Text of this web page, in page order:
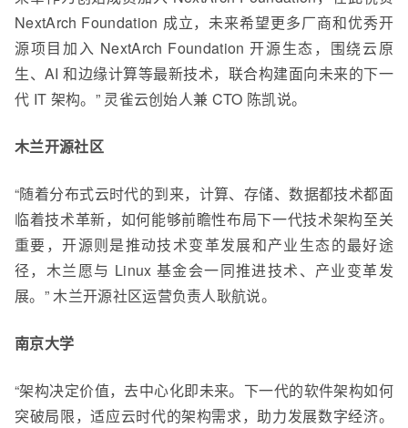
NextArch Foundation 成立，未来希望更多厂商和优秀开
源项目加入 NextArch Foundation 开源生态，围绕云原
生、AI 和边缘计算等最新技术，联合构建面向未来的下一
代 IT 架构。” 灵雀云创始人兼 CTO 陈凯说。
木兰开源社区
“随着分布式云时代的到来，计算、存储、数据都技术都面
临着技术革新，如何能够前瞻性布局下一代技术架构至关
重要，开源则是推动技术变革发展和产业生态的最好途
径，木兰愿与 Linux 基金会一同推进技术、产业变革发
展。” 木兰开源社区运营负责人耿航说。
南京大学
“架构决定价值，去中心化即未来。下一代的软件架构如何
突破局限，适应云时代的架构需求，助力发展数字经济。